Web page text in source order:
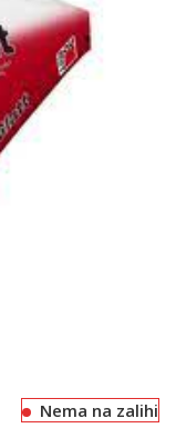
Nema na zalihi